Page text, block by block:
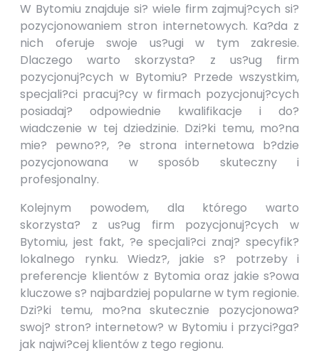
W Bytomiu znajduje si? wiele firm zajmuj?cych si?
pozycjonowaniem stron internetowych. Ka?da z
nich oferuje swoje us?ugi w tym zakresie.
Dlaczego warto skorzysta? z us?ug firm
pozycjonuj?cych w Bytomiu? Przede wszystkim,
specjali?ci pracuj?cy w firmach pozycjonuj?cych
posiadaj? odpowiednie kwalifikacje i do?
wiadczenie w tej dziedzinie. Dzi?ki temu, mo?na
mie? pewno??, ?e strona internetowa b?dzie
pozycjonowana w sposób skuteczny i
profesjonalny.
Kolejnym powodem, dla którego warto
skorzysta? z us?ug firm pozycjonuj?cych w
Bytomiu, jest fakt, ?e specjali?ci znaj? specyfik?
lokalnego rynku. Wiedz?, jakie s? potrzeby i
preferencje klientów z Bytomia oraz jakie s?owa
kluczowe s? najbardziej popularne w tym regionie.
Dzi?ki temu, mo?na skutecznie pozycjonowa?
swoj? stron? internetow? w Bytomiu i przyci?ga?
jak najwi?cej klientów z tego regionu.